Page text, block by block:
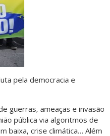
pela democracia e
guerras, ameaças e invasão
pública via algoritmos de
baixa, crise climática… Além